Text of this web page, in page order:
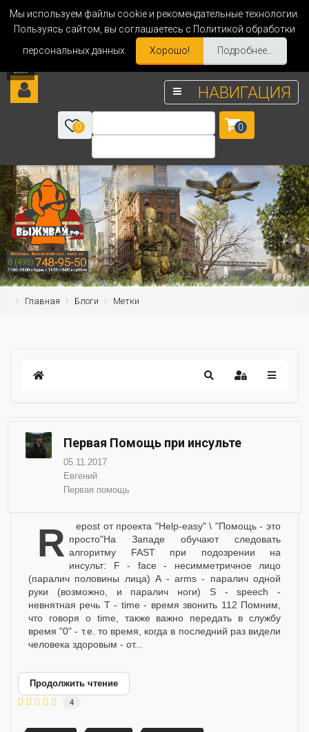
Мы используем файлы cookie и рекомендательные технологии.
Пользуясь сайтом, вы соглашаетесь с Политикой обработки
персональных данных.
Хорошо! Подробнее...
НАВИГАЦИЯ
0 0
Главная Блоги Метки
Первая Помощь при инсульте
05.11.2017
Евгений
Первая помощь
Repost от проекта "Help-easy" \ "Помощь - это просто"На Западе обучают следовать
алгоритму FAST при подозрении на
инсульт: F - face - несимметричное лицо
(паралич половины лица) A - arms - паралич одной
руки (возможно, и паралич ноги) S - speech -
невнятная речь T - time - время звонить 112 Помним,
что говоря о time, также важно передать в службу
время "0" - т.е. то время, когда в последний раз видели
человека здоровым - от...
Продолжить чтение
4